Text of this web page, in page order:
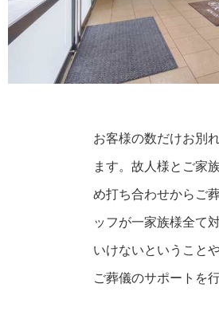
お客様の数だけお別
ます。故人様とご家
め打ち合わせからご
ッフが一家族様全て
いけないということ
ご葬儀のサポートを